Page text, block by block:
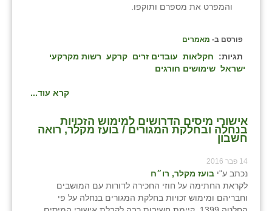
והמפרט את מספרם ותוקפו.
פורסם ב- מאמרים
תגיות: חקלאות עובדים זרים קרקע רשות מקרקעי
ישראל שימושים חורגים
קרא עוד...
אישורי מיסים הדרושים למימוש הזכויות
בנחלה ובחלקת המגורים / בועז מקלר, רואה
חשבון
14 פבר 2016
נכתב ע"י בועז מקלר, רו״ח
לקראת החתימה על חוזי החכירה לדורות עם המושבים
וחבריהם ומימוש זכויות בחלקת המגורים בנחלה על פי